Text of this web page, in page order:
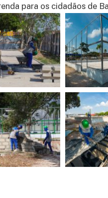
para os cidadãos de